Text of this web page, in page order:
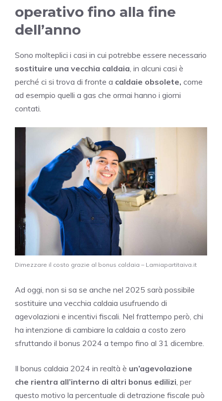
operativo fino alla fine
dell’anno
Sono molteplici i casi in cui potrebbe essere necessario
sostituire una vecchia caldaia, in alcuni casi è
perché ci si trova di fronte a caldaie obsolete, come
ad esempio quelli a gas che ormai hanno i giorni
contati.
Dimezzare il costo grazie al bonus caldaia – Lamiapartitaiva.it
Ad oggi, non si sa se anche nel 2025 sarà possibile
sostituire una vecchia caldaia usufruendo di
agevolazioni e incentivi fiscali. Nel frattempo però, chi
ha intenzione di cambiare la caldaia a costo zero
sfruttando il bonus 2024 a tempo fino al 31 dicembre.
Il bonus caldaia 2024 in realtà è un’agevolazione
che rientra all’interno di altri bonus edilizi , per
questo motivo la percentuale di detrazione fiscale può